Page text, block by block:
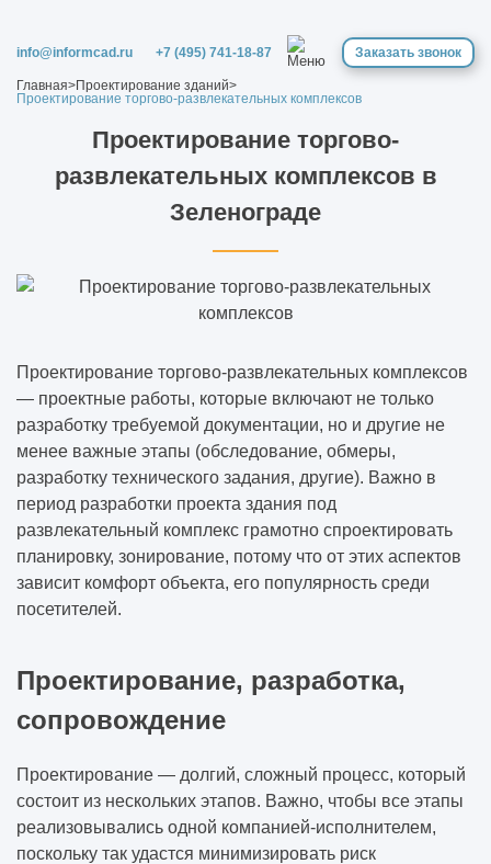
info@informcad.ru +7 (495) 741-18-87 Заказать звонок
Главная>Проектирование зданий>
Проектирование торгово-развлекательных комплексов
Проектирование торгово-
развлекательных комплексов в
Зеленограде
Проектирование торгово-развлекательных комплексов
— проектные работы, которые включают не только
разработку требуемой документации, но и другие не
менее важные этапы (обследование, обмеры,
разработку технического задания, другие). Важно в
период разработки проекта здания под
развлекательный комплекс грамотно спроектировать
планировку, зонирование, потому что от этих аспектов
зависит комфорт объекта, его популярность среди
посетителей.
Проектирование, разработка,
сопровождение
Проектирование — долгий, сложный процесс, который
состоит из нескольких этапов. Важно, чтобы все этапы
реализовывались одной компанией-исполнителем,
поскольку так удастся минимизировать риск